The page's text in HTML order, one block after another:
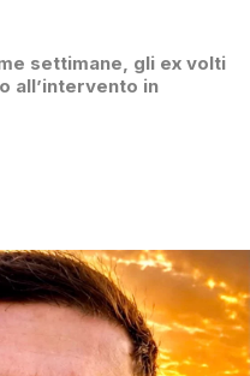
settimane, gli ex volti
all’intervento in